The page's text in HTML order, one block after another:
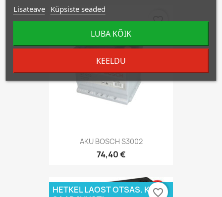
AKU BOSCH S3002
74,40 €
favorite_border
HETKEL LAOST OTSAS. KÜSI
favorite_border
Lisateave Küpsiste seaded
KEELDU
LUBA KÕIK